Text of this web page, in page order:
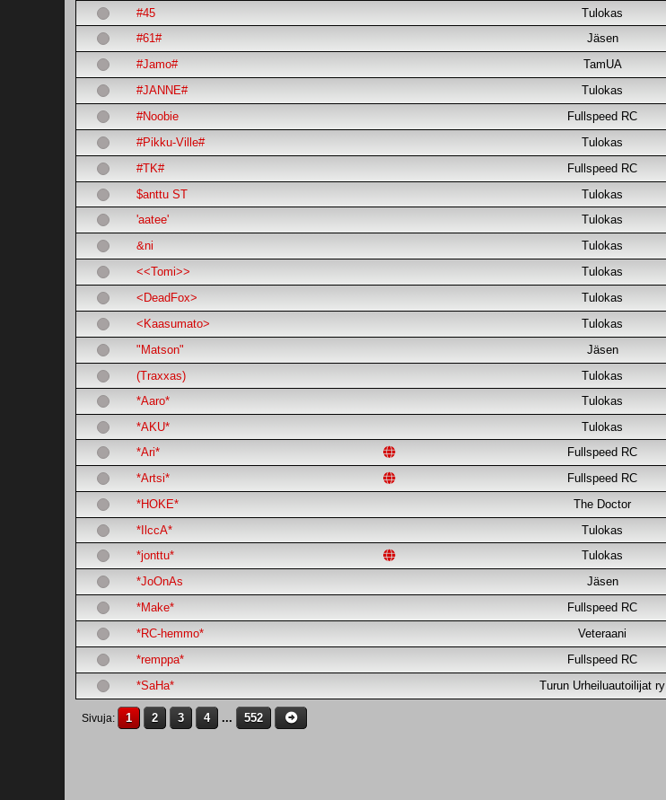
#45
Tulokas
#61#
Jäsen
#Jamo#
TamUA
#JANNE#
Tulokas
#Noobie
Fullspeed RC
#Pikku-Ville#
Tulokas
#TK#
Fullspeed RC
$anttu ST
Tulokas
'aatee'
Tulokas
&ni
Tulokas
<<Tomi>>
Tulokas
<DeadFox>
Tulokas
<Kaasumato>
Tulokas
"Matson"
Jäsen
(Traxxas)
Tulokas
*Aaro*
Tulokas
*AKU*
Tulokas
*Ari*
Fullspeed RC
*Artsi*
Fullspeed RC
*HOKE*
The Doctor
*IlccA*
Tulokas
*jonttu*
Tulokas
*JoOnAs
Jäsen
*Make*
Fullspeed RC
*RC-hemmo*
Veteraani
*remppa*
Fullspeed RC
*SaHa*
Turun Urheiluautoilijat ry
Sivuja 1 2 3 4 ... 552